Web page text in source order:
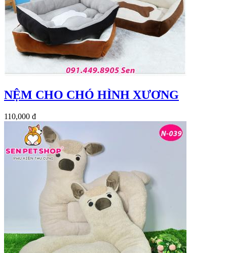
NỆM CHO CHÓ HÌNH XƯƠNG
110,000 đ